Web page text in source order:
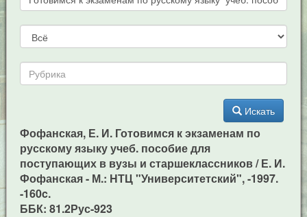
Искать
Фофанская, Е. И. Готовимся к экзаменам по
русскому языку учеб. пособие для
поступающих в вузы и старшеклассников / Е. И.
Фофанская - М.: НТЦ "Университетский", -1997.
-160c.
ББК: 81.2Рус-923